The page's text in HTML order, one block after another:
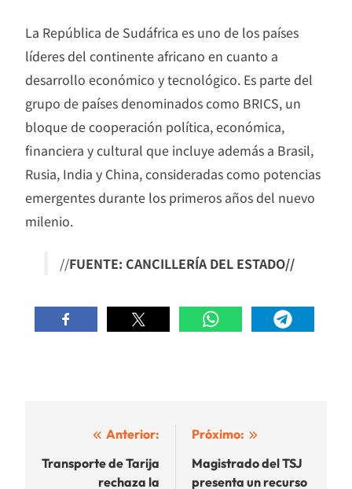
La República de Sudáfrica es uno de los países
líderes del continente africano en cuanto a
desarrollo económico y tecnológico. Es parte del
grupo de países denominados como BRICS, un
bloque de cooperación política, económica,
financiera y cultural que incluye además a Brasil,
Rusia, India y China, consideradas como potencias
emergentes durante los primeros años del nuevo
milenio.
//FUENTE: CANCILLERÍA DEL ESTADO//
Navegación
de
Anterior:
Transporte de Tarija
rechaza la
Próximo:
Magistrado del TSJ
presenta un recurso